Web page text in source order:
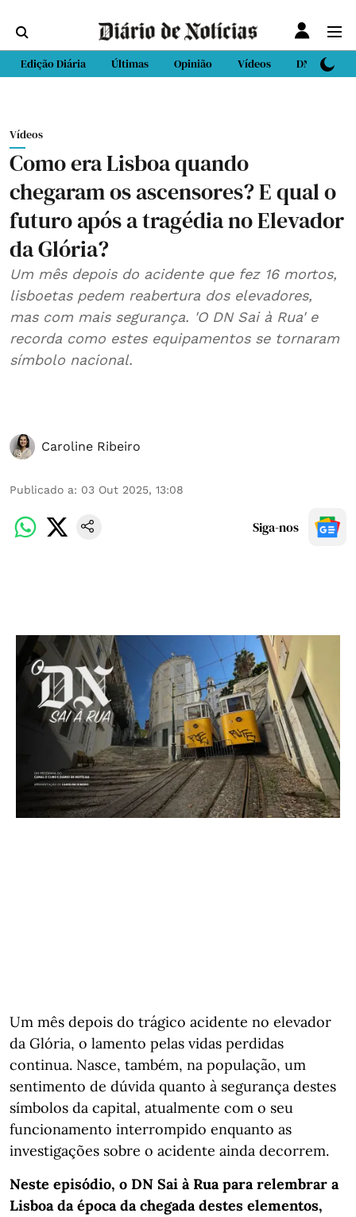
Edição Diária Últimas Opinião Vídeos DN Sport
Vídeos
Como era Lisboa quando
chegaram os ascensores? E qual o
futuro após a tragédia no Elevador
da Glória?
Um mês depois do acidente que fez 16 mortos,
lisboetas pedem reabertura dos elevadores,
mas com mais segurança. 'O DN Sai à Rua' e
recorda como estes equipamentos se tornaram
símbolo nacional.
Caroline Ribeiro
Publicado a: 03 Out 2025, 13:08
Siga-nos
Um mês depois do trágico acidente no elevador
da Glória, o lamento pelas vidas perdidas
continua. Nasce, também, na população, um
sentimento de dúvida quanto à segurança destes
símbolos da capital, atualmente com o seu
funcionamento interrompido enquanto as
investigações sobre o acidente ainda decorrem.
Neste episódio, o DN Sai à Rua para relembrar a
Lisboa da época da chegada destes elementos,